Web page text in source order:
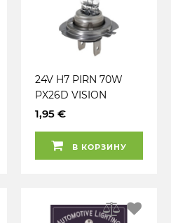
24V H7 PIRN 70W
PX26D VISION
1,95 €
В КОРЗИНУ